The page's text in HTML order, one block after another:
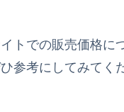
トでの販売価格に
参考にしてみてく